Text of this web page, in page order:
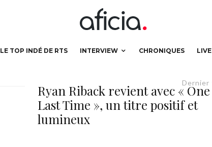
LE TOP INDÉ DE RTS INTERVIEW CHRONIQUES LIVE
Dernier
Ryan Riback revient avec « One
Last Time », un titre positif et
lumineux